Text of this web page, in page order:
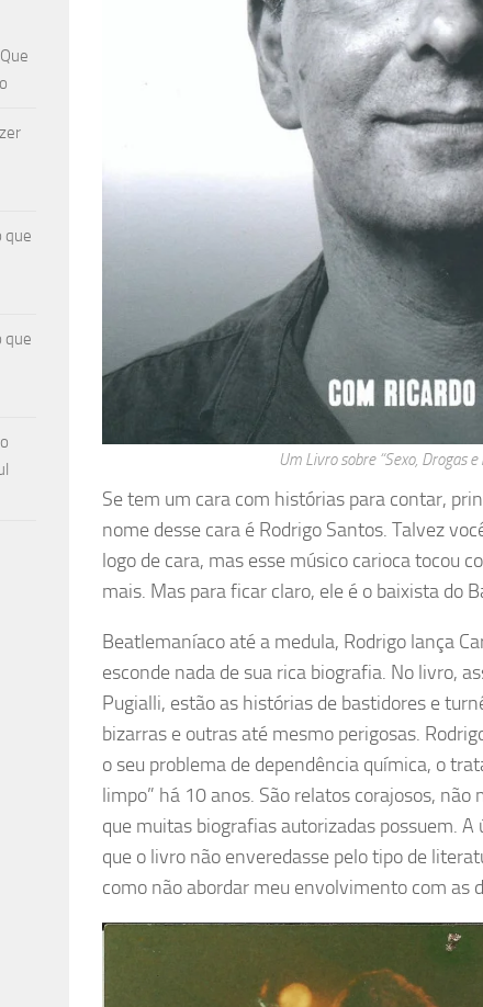
Um Livro sobre “Sexo, Drogas e
Se tem um cara com histórias para contar,
nome desse cara é Rodrigo Santos. Talvez
logo de cara, mas esse músico carioca tocou
mais. Mas para ficar claro, ele é o baixista do
Beatlemaníaco até a medula, Rodrigo lança
esconde nada de sua rica biografia. No livro,
Pugialli, estão as histórias de bastidores e
bizarras e outras até mesmo perigosas.
o seu problema de dependência química, o
limpo” há 10 anos. São relatos corajosos,
que muitas biografias autorizadas possuem. A
que o livro não enveredasse pelo tipo de
como não abordar meu envolvimento com as
que
que